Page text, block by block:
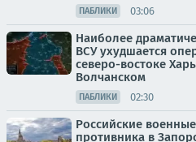
ПАБЛИКИ 03:06
Наиболее
ВСУ ухудшается
северо-востоке
Волчанском
ПАБЛИКИ 02:30
Российские
противника в